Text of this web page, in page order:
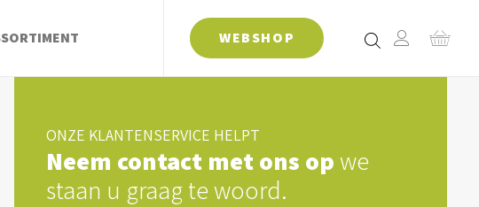
WEBSHOP
ONZE KLANTENSERVICE HELPT
Neem contact met ons opwe
staan u graag te woord.